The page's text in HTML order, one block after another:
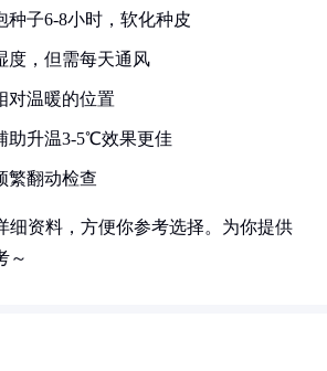
种子6-8小时，软化种皮
度，但需每天通风
对温暖的位置
助升温3-5℃效果更佳
繁翻动检查
细资料，方便你参考选择。为你提供
～